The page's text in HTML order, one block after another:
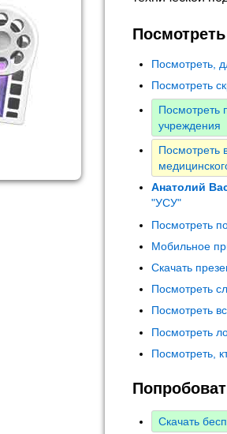
Посмотреть
Посмотреть,
Посмотреть
Посмотреть
учреждения
Посмотреть
Анатолий
"УСУ"
Посмотреть
Мобильное
Скачать
Посмотреть
Посмотреть
Посмотреть
Посмотреть,
Скачать